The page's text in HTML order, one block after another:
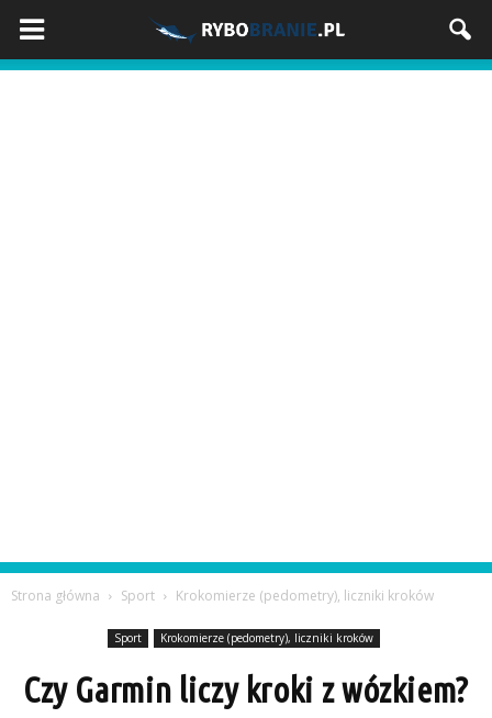
Strona główna Sport Krokomierze (pedometry), liczniki kroków
Sport Krokomierze (pedometry), liczniki kroków
Czy Garmin liczy kroki z wózkiem?